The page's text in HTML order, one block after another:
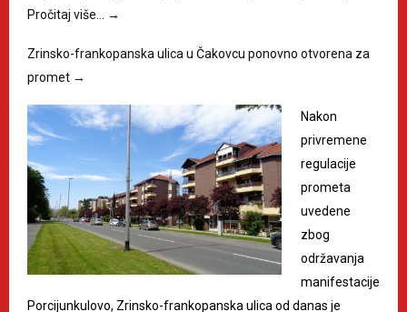
Pročitaj više…
→
Zrinsko-frankopanska ulica u Čakovcu ponovno otvorena za
promet →
Nakon
privremene
regulacije
prometa
uvedene
zbog
održavanja
manifestacije
Porcijunkulovo, Zrinsko-frankopanska ulica od danas je